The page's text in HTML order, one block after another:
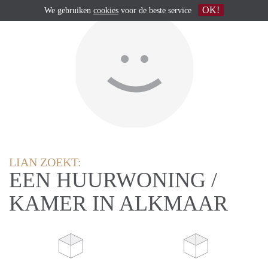
LIAN ZOEKT:
EEN HUURWONING /
KAMER IN ALKMAAR
We gebruiken cookies voor de beste service OK!